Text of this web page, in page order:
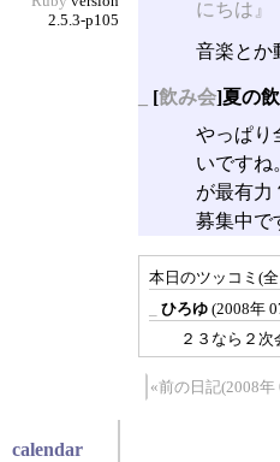
にちは
音楽とか
[飲み会]夏の
やっぱり
いですね
が最有力
募集中で
本日のツッコミ(
ひろゆ (2008年
２３なら２次
«前の日記(2008年
calendar
2.5.3-p105